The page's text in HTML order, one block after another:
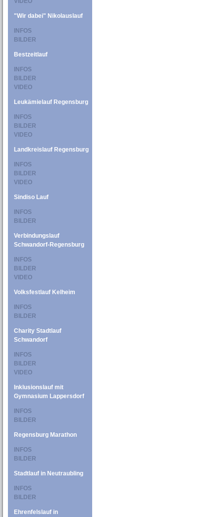
"Wir dabei" Nikolauslauf
INFOS
BILDER
Bestzeitlauf
INFOS
BILDER
VIDEO
Leukämielauf Regensburg
INFOS
BILDER
VIDEO
Landkreislauf Regensburg
INFOS
BILDER
VIDEO
Sindiso Lauf
INFOS
BILDER
Verbindungslauf
Schwandorf-Regensburg
INFOS
BILDER
VIDEO
Volksfestlauf Kelheim
INFOS
BILDER
Charity Stadtlauf
Schwandorf
INFOS
BILDER
VIDEO
Inklusionslauf mit
Gymnasium Lappersdorf
INFOS
BILDER
Regensburg Marathon
INFOS
BILDER
Stadtlauf in Neutraubling
INFOS
BILDER
Ehrenfelslauf in